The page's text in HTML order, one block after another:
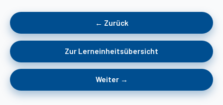
← Zurück
Zur Lerneinheitsübersicht
Weiter →